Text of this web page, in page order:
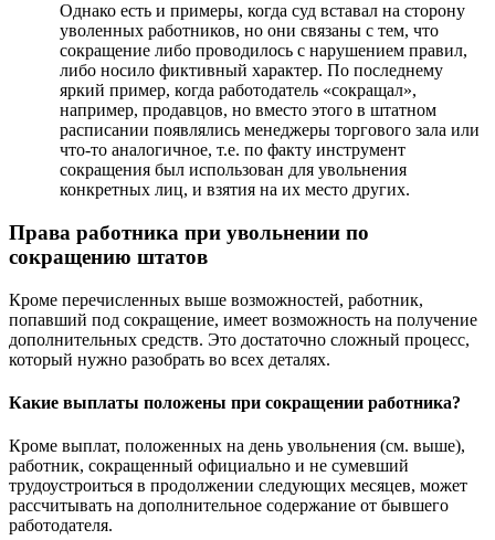
Однако есть и примеры, когда суд вставал на сторону
уволенных работников, но они связаны с тем, что
сокращение либо проводилось с нарушением правил,
либо носило фиктивный характер. По последнему
яркий пример, когда работодатель «сокращал»,
например, продавцов, но вместо этого в штатном
расписании появлялись менеджеры торгового зала или
что-то аналогичное, т.е. по факту инструмент
сокращения был использован для увольнения
конкретных лиц, и взятия на их место других.
Права работника при увольнении по
сокращению штатов
Кроме перечисленных выше возможностей, работник,
попавший под сокращение, имеет возможность на получение
дополнительных средств. Это достаточно сложный процесс,
который нужно разобрать во всех деталях.
Какие выплаты положены при сокращении работника?
Кроме выплат, положенных на день увольнения (см. выше),
работник, сокращенный официально и не сумевший
трудоустроиться в продолжении следующих месяцев, может
рассчитывать на дополнительное содержание от бывшего
работодателя.